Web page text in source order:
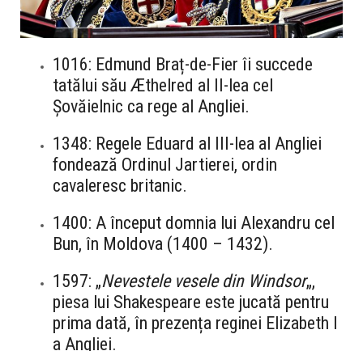
1016: Edmund Braț-de-Fier îi succede
tatălui său Æthelred al II-lea cel
Șovăielnic ca rege al Angliei.
1348: Regele Eduard al III-lea al Angliei
fondează Ordinul Jartierei, ordin
cavaleresc britanic.
1400: A început domnia lui Alexandru cel
Bun, în Moldova (1400 – 1432).
1597: „Nevestele vesele din Windsor„,
piesa lui Shakespeare este jucată pentru
prima dată, în prezența reginei Elizabeth I
a Angliei.